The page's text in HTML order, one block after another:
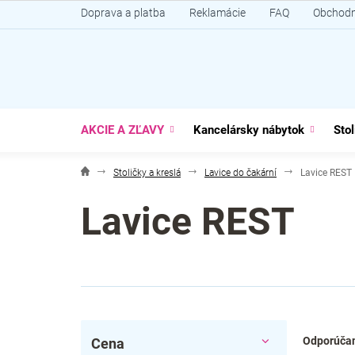
na
Doprava a platba Reklamácie FAQ
AKCIE A ZĽAVY Kancelársky nábytok
Stoličky a kreslá Lavice do čakární Lavice REST
Lavice REST
Cena
a